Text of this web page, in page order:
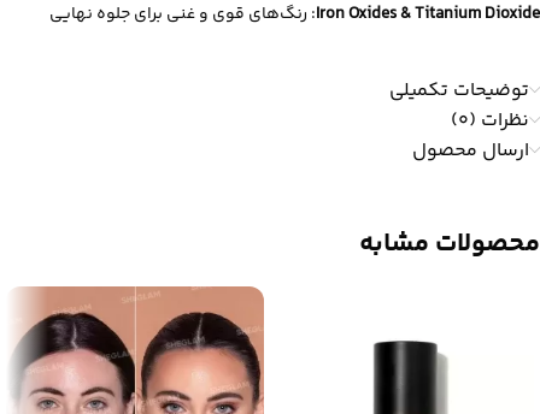
Iron Oxides & Titanium Dioxide: رنگ‌های قوی و غنی برای جلوه نهایی
توضیحات تکمیلی
نظرات (0)
ارسال محصول
محصولات مشابه